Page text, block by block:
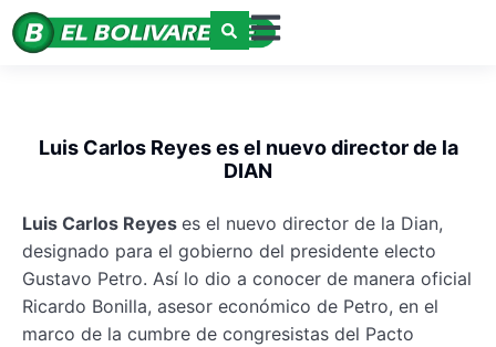
Luis Carlos Reyes es el nuevo director de la
DIAN
Luis Carlos Reyes es el nuevo director de la Dian,
designado para el gobierno del presidente electo
Gustavo Petro. Así lo dio a conocer de manera oficial
Ricardo Bonilla, asesor económico de Petro, en el
marco de la cumbre de congresistas del Pacto